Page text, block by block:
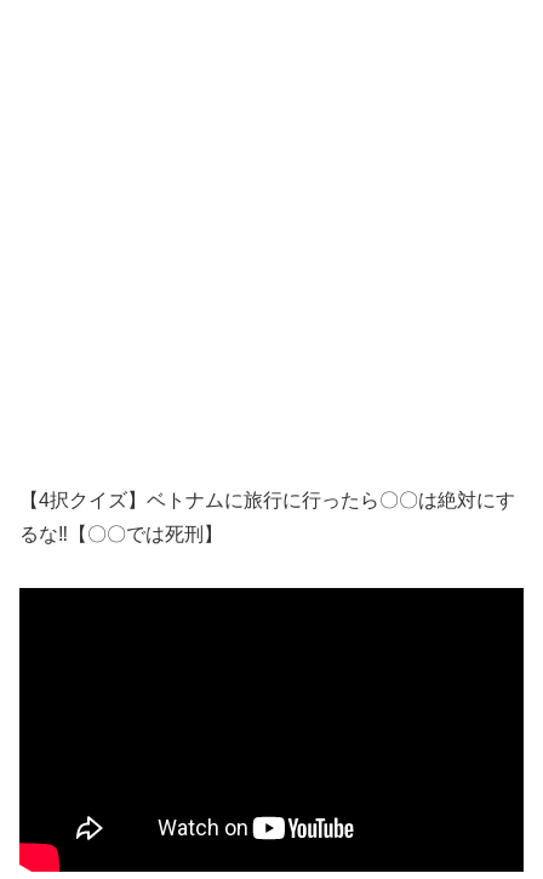
【4択クイズ】ベトナムに旅行に行ったら〇〇は絶対にす
るな‼️【〇〇では死刑】